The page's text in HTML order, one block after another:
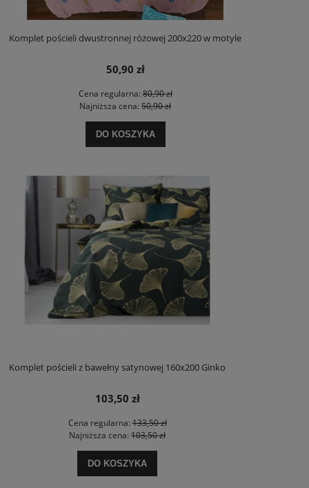
Komplet pościeli dwustronnej różowej 200x220 w motyle
50,90 zł
Cena regularna:80,90 zł
Najniższa cena: 50,90 zł
DO KOSZYKA
Komplet pościeli z bawełny satynowej 160x200 Ginko
103,50 zł
Cena regularna:133,50 zł
Najniższa cena: 103,50 zł
DO KOSZYKA